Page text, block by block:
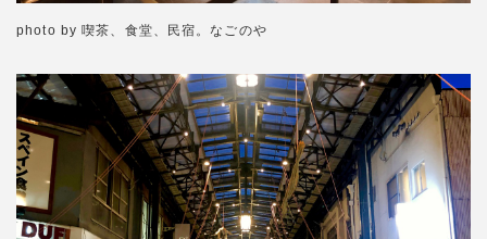
photo by 喫茶、食堂、民宿。なごのや